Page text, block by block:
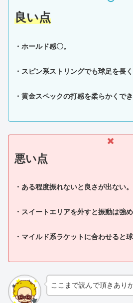
良い点
・ホールド感〇。
・スピン系ストリングでも球足を長く
・黄金スペックの打感を柔らかくで
悪い点
・ある程度振れないと良さが出ない。
・スイートエリアを外すと振動は強め
・マイルド系ラケットに合わせると
ここまで読んで頂きあり